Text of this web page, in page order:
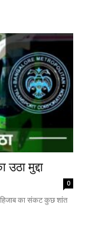
मुद्दा
0
हिजाब का संकट कुछ शांत